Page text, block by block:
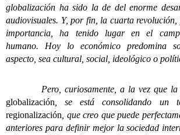
globalización ha sido la de del enorme
audiovisuales. Y, por fin, la cuarta
importancia, ha tenido lugar en el
humano. Hoy lo económico predomina
aspecto, sea cultural, social, ideológico o
Pero, curiosamente, a la vez que la
globalización , se está consolidando un
regionalización , que creo que puede
anteriores para definir mejor la sociedad